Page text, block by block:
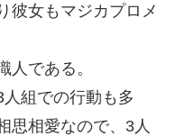
彼女もマジカプロメ
人である。
組での行動も多
思相愛なので、3人